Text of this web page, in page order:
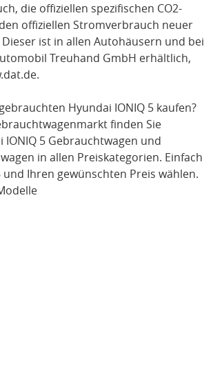
die offiziellen spezifischen CO2-
offiziellen Stromverbrauch neuer
Dieser ist in allen Autohäusern und bei
Treuhand GmbH erhältlich,
.
Hyundai IONIQ 5 kaufen?
finden Sie
IONIQ 5 Gebrauchtwagen und
in allen Preiskategorien. Einfach
und Ihren gewünschten Preis wählen.